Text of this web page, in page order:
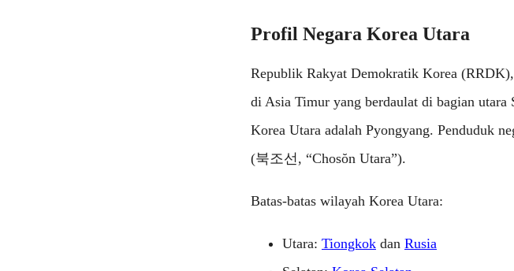
Profil Negara Korea Utara
Republik Rakyat Demokratik Korea
di Asia Timur yang berdaulat di bagian utara
Korea Utara adalah Pyongyang. Penduduk
(북조선, “Chosŏn Utara”).
Batas-batas wilayah Korea Utara:
Utara: Tiongkok dan Rusia